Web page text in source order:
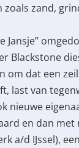
zand,
Jansje”
Blackstone
om dat een
last van
nieuwe
en dan met
a/d IJssel),